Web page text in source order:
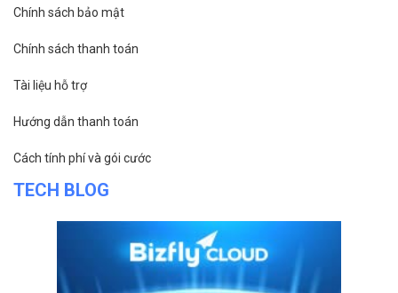
Chính sách bảo mật
Chính sách thanh toán
Tài liệu hỗ trợ
Hướng dẫn thanh toán
Cách tính phí và gói cước
TECH BLOG